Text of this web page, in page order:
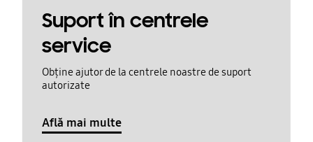
Suport în centrele
service
Obține ajutor de la centrele noastre de suport
autorizate
Află mai multe